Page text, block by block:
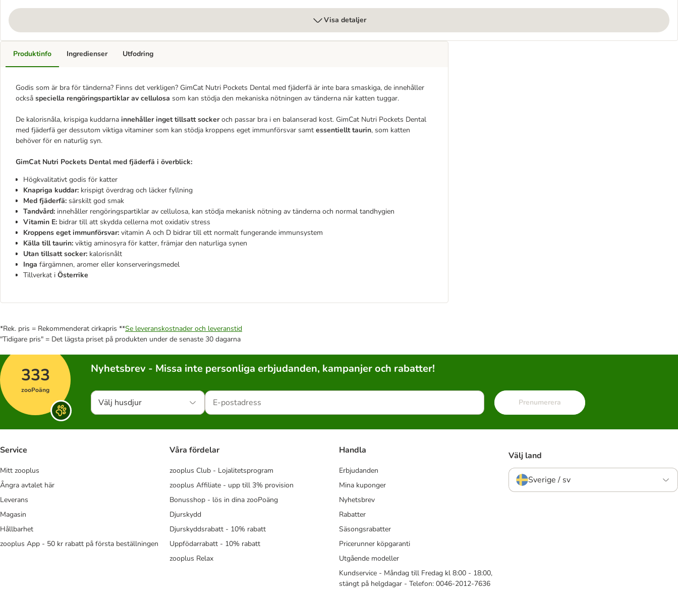
Visa detaljer
Produktinfo
Godis som är bra för tänderna? Finns det verkligen? GimCat Nutri Pockets Dental med fjäderfä är inte bara smaskiga, de innehåller
också speciella rengöringspartiklar av cellulosa som kan stödja den mekaniska nötningen av tänderna när katten tuggar.
De kalorisnåla, krispiga kuddarna innehåller inget tillsatt sockeroch passar bra i en balanserad kost. GimCat Nutri Pockets Dental
med fjäderfä ger dessutom viktiga vitaminer som kan stödja kroppens eget immunförsvar samt essentiellt taurin, som katten
behöver för en naturlig syn.
GimCat Nutri Pockets Dental med fjäderfä i överblick:
Högkvalitativt godis för katter
Knapriga kuddar: krispigt överdrag och läcker fyllning
Med fjäderfä: särskilt god smak
Tandvård: innehåller rengöringspartiklar av cellulosa, kan stödja mekanisk nötning av tänderna och normal tandhygien
Vitamin E: bidrar till att skydda cellerna mot oxidativ stress
Kroppens eget immunförsvar: vitamin A och D bidrar till ett normalt fungerande immunsystem
Källa till taurin: viktig aminosyra för katter, främjar den naturliga synen
Utan tillsatt socker: kalorisnålt
Inga färgämnen, aromer eller konserveringsmedel
Tillverkat i Österrike
Ingredienser Utfodring
*Rek. pris = Rekommenderat cirkapris **Se leveranskostnader och leveranstid
"Tidigare pris" = Det lägsta priset på produkten under de senaste 30 dagarna
333
zooPoäng
Nyhetsbrev - Missa inte personliga erbjudanden, kampanjer och rabatter!
Välj husdjur Prenumerera
Service
Mitt zooplus
Ångra avtalet här
Leverans
Magasin
Hållbarhet
zooplus App - 50 kr rabatt på första beställningen
Våra fördelar
zooplus Club - Lojalitetsprogram
zooplus Affiliate - upp till 3% provision
Bonusshop - lös in dina zooPoäng
Djurskydd
Djurskyddsrabatt - 10% rabatt
Uppfödarrabatt - 10% rabatt
zooplus Relax
Handla
Erbjudanden
Mina kuponger
Nyhetsbrev
Rabatter
Säsongsrabatter
Pricerunner köpgaranti
Utgående modeller
Kundservice - Måndag till Fredag kl 8:00 - 18:00,
stängt på helgdagar - Telefon: 0046-2012-7636
Välj land
Sverige / sv